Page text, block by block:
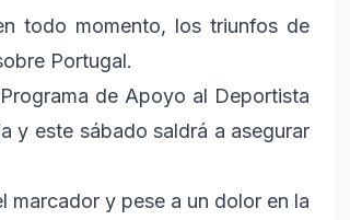
todo momento, los triunfos de
Portugal.
de Apoyo al Deportista
y este sábado saldrá a asegurar
marcador y pese a un dolor en la